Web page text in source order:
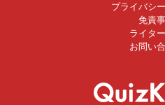
プライバシ
免責
ライタ
お問い